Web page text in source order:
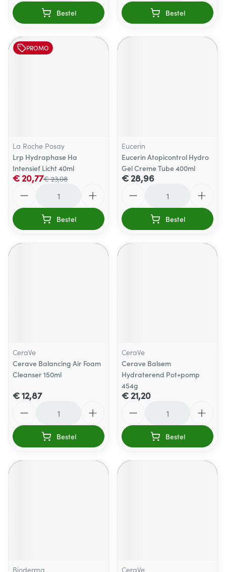
Bestel Bestel
PROMO
La Roche Posay
Lrp Hydraphase Ha
Intensief Licht 40ml
€ 23,08
€ 20,77
Bestel
Eucerin
Eucerin Atopicontrol Hydro
Gel Creme Tube 400ml
€ 28,96
Bestel
CeraVe
Cerave Balancing Air Foam
Cleanser 150ml
€ 12,87
Bestel
CeraVe
Cerave Balsem
Hydraterend Pot+pomp
454g
€ 21,20
Bestel
Bioderma CeraVe